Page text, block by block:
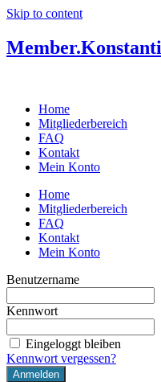
Skip to content
Member.
Home
Mitgliederbereich
FAQ
Kontakt
Mein Konto
Home
Mitgliederbereich
FAQ
Kontakt
Mein Konto
Benutzername
Kennwort
Eingeloggt bleiben
Kennwort vergessen?